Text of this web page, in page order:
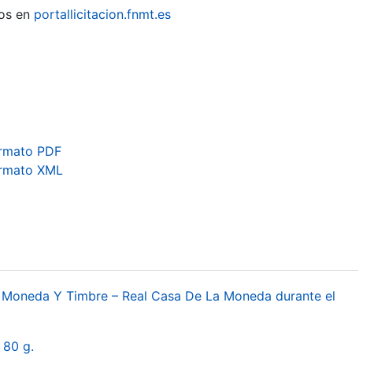
en portallicitacion.fnmt.es
PDF
XML
Y Timbre – Real Casa De La Moneda durante el
g.